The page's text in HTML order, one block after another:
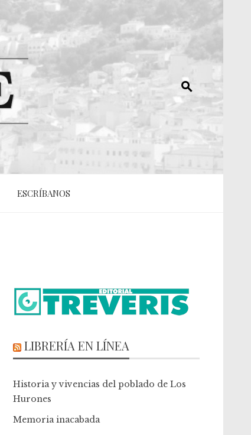
ESCRÍBANOS
LIBRERÍA EN LÍNEA
Historia y vivencias del poblado de Los
Hurones
Memoria inacabada